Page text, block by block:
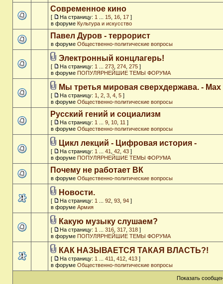
Современное кино
[ На страницу: 1 15 16 17 ]
в форуме Культура и искусство
Павел Дуров - террорист
в форуме Общественно-политические вопросы
Электронный концлагерь!
[ На страницу: 1 273 274 275 ]
в форуме ПОПУЛЯРНЕЙШИЕ ТЕМЫ ФОРУМА
Мы третья мировая сверхдержава. - Max
[ На страницу: 1 2 3 4 5 ]
в форуме Общественно-политические вопросы
Русский гений и социализм
[ На страницу: 1 9 10 11 ]
в форуме Общественно-политические вопросы
Цикл лекций - Цифровая история -
[ На страницу: 1 41 42 43 ]
в форуме ПОПУЛЯРНЕЙШИЕ ТЕМЫ ФОРУМА
Почему не работает ВК
в форуме Общественно-политические вопросы
Новости.
[ На страницу: 1 92 93 94 ]
в форуме Армия
Какую музыку слушаем?
[ На страницу: 1 316 317 318 ]
в форуме ПОПУЛЯРНЕЙШИЕ ТЕМЫ ФОРУМА
КАК НАЗЫВАЕТСЯ ТАКАЯ ВЛАСТЬ?!
[ На страницу: 1 411 412 413 ]
в форуме Общественно-политические вопросы
Показать